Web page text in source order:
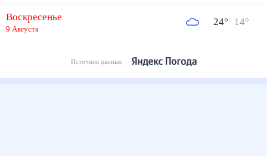
Воскресенье
9 Августа
24° 14°
Источник данных